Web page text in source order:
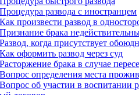
Процедура развода с иностранцем
Как произвести развод в
Признание брака
Развод, когда присутствует
Как оформить развод через суд
Расторжение брака в случае
Вопрос определения места
Вопрос об участии в воспитании